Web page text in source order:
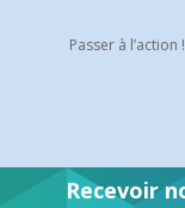
Passer à
Recevoir